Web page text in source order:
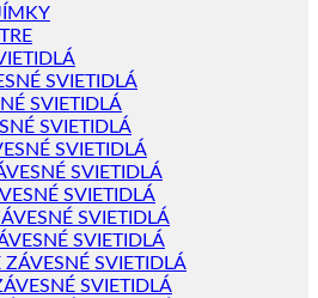
SVIETIDLÁ
SVIETIDLÁ
SVIETIDLÁ
SVIETIDLÁ
SVIETIDLÁ
SVIETIDLÁ
SVIETIDLÁ
SVIETIDLÁ
ZÁVESNÉ SVIETIDLÁ
SVIETIDLÁ